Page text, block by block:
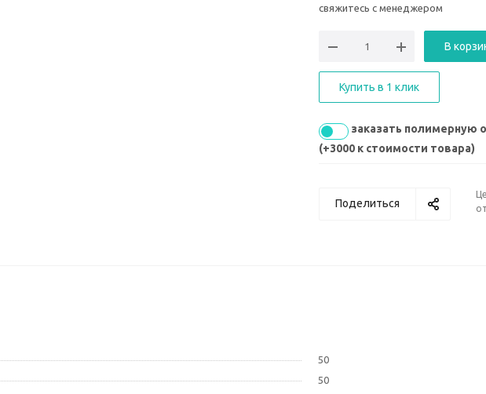
свяжитесь с менеджером
В
Купить в 1 клик
заказать полимерную
(+3000 к стоимости товара)
Поделиться
50
50